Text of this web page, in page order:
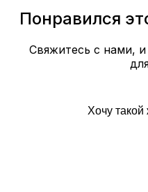
Понравился
Свяжитесь с нами,
Хочу